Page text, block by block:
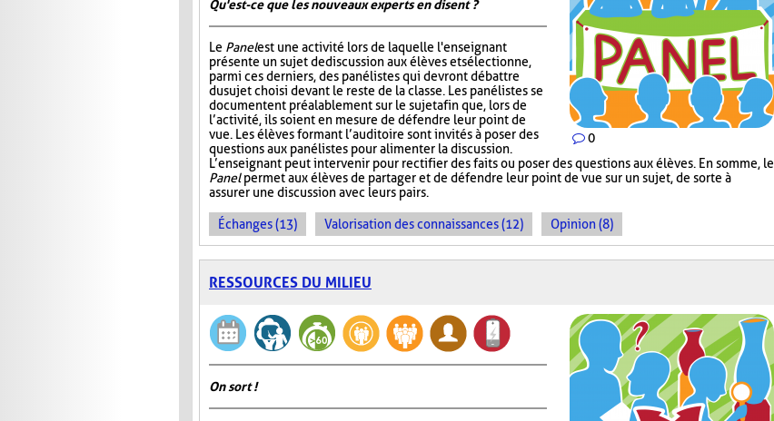
0
Qu'est-ce que les nouveaux experts en disent ?
Le Panelest une activité lors de laquelle l'enseignant
présente un sujet de discussion aux élèves et sélectionne,
parmi ces derniers, des panélistes qui devront débattre
du sujet choisi devant le reste de la classe. Les panélistes se
documentent préalablement sur le sujet afin que, lors de
l’activité, ils soient en mesure de défendre leur point de
vue. Les élèves formant l’auditoire sont invités à poser des
questions aux panélistes pour alimenter la discussion.
L’enseignant peut intervenir pour rectifier des faits ou poser des questions aux élèves. En somme, le
Panelpermet aux élèves de partager et de défendre leur point de vue sur un sujet, de sorte à
assurer une discussion avec leurs pairs.
Échanges (13) Valorisation des connaissances (12) Opinion (8)
RESSOURCES DU MILIEU
On sort !